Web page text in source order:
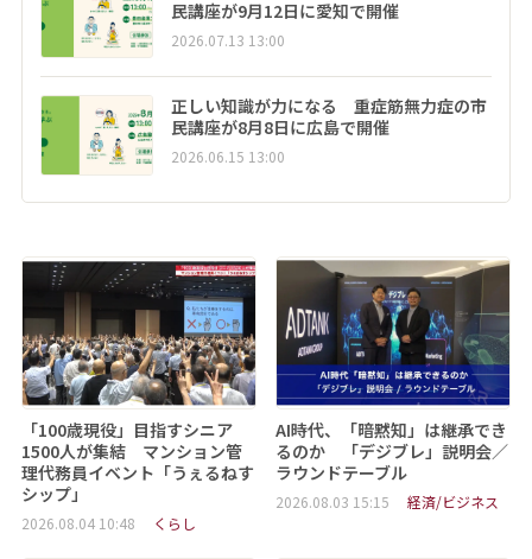
民講座が9月12日に愛知で開催
2026.07.13 13:00
正しい知識が力になる 重症筋無力症の市
民講座が8月8日に広島で開催
2026.06.15 13:00
「100歳現役」目指すシニア
1500人が集結 マンション管
理代務員イベント「うぇるねす
シップ」
2026.08.04 10:48 くらし
AI時代、「暗黙知」は継承でき
るのか 「デジブレ」説明会／
ラウンドテーブル
2026.08.03 15:15 経済/ビジネス